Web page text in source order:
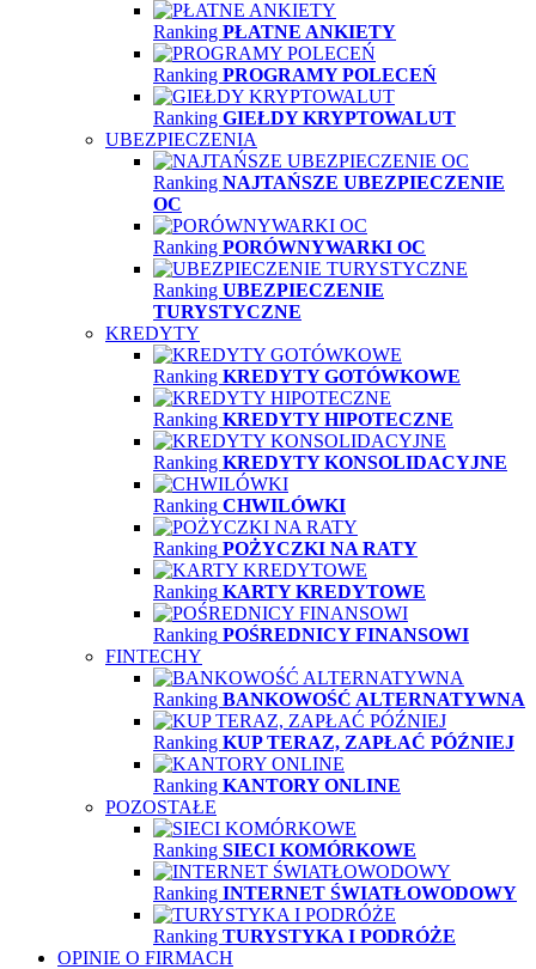
Ranking PŁATNE ANKIETY
Ranking PROGRAMY POLECEŃ
Ranking GIEŁDY KRYPTOWALUT
UBEZPIECZENIA
Ranking NAJTAŃSZE UBEZPIECZENIE
OC
Ranking PORÓWNYWARKI OC
Ranking UBEZPIECZENIE
TURYSTYCZNE
KREDYTY
Ranking KREDYTY GOTÓWKOWE
Ranking KREDYTY HIPOTECZNE
Ranking KREDYTY KONSOLIDACYJNE
Ranking CHWILÓWKI
Ranking POŻYCZKI NA RATY
Ranking KARTY KREDYTOWE
Ranking POŚREDNICY FINANSOWI
FINTECHY
Ranking BANKOWOŚĆ ALTERNATYWNA
Ranking KUP TERAZ, ZAPŁAĆ PÓŹNIEJ
Ranking KANTORY ONLINE
POZOSTAŁE
Ranking SIECI KOMÓRKOWE
Ranking INTERNET ŚWIATŁOWODOWY
Ranking TURYSTYKA I PODRÓŻE
OPINIE O FIRMACH